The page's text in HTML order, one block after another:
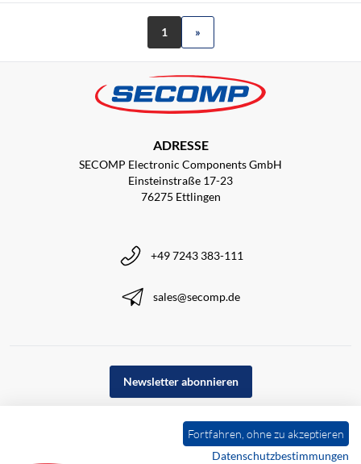
1 »
ADRESSE
SECOMP Electronic Components GmbH
Einsteinstraße 17-23
76275 Ettlingen
+49 7243 383-111
sales@secomp.de
Newsletter abonnieren
Fortfahren, ohne zu akzeptieren
Datenschutzbestimmungen